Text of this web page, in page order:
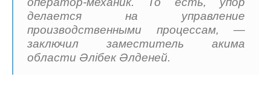
делается на управление
производственными процессам, —
заключил заместитель акима
области Әлiбек Әлденей.